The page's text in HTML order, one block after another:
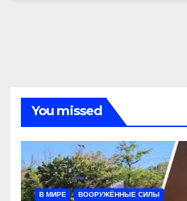
You missed
В МИРЕ ВООРУЖЁННЫЕ СИЛЫ